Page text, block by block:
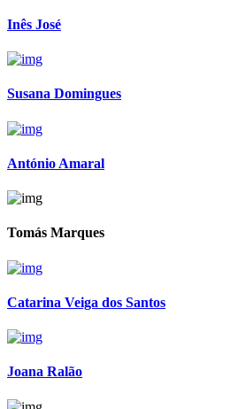
Inês José
Susana Domingues
António Amaral
Tomás Marques
Catarina Veiga dos Santos
Joana Ralão